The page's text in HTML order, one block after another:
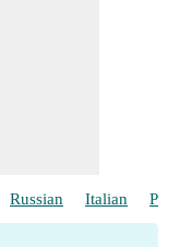
Russian Italian